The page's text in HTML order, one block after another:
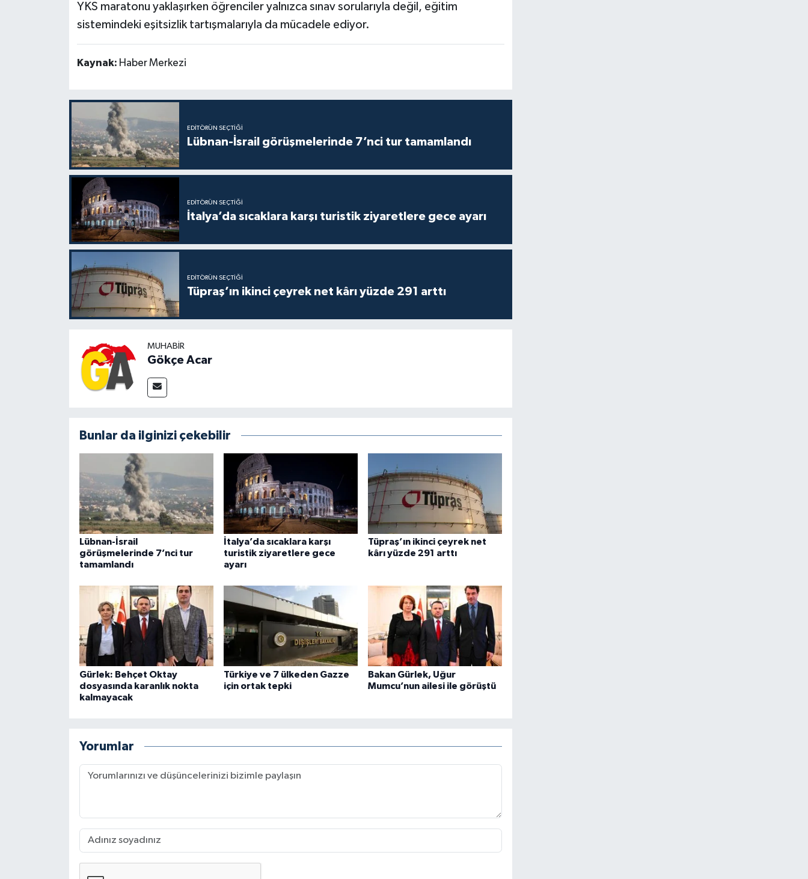
YKS maratonu yaklaşırken öğrenciler yalnızca sınav sorularıyla değil, eğitim
sistemindeki eşitsizlik tartışmalarıyla da mücadele ediyor.
Kaynak: Haber Merkezi
EDITÖRÜN SEÇTIĞI
Lübnan-İsrail görüşmelerinde 7’nci tur tamamlandı
EDITÖRÜN SEÇTIĞI
İtalya’da sıcaklara karşı turistik ziyaretlere gece ayarı
EDITÖRÜN SEÇTIĞI
Tüpraş’ın ikinci çeyrek net kârı yüzde 291 arttı
MUHABIR
Gökçe Acar
Bunlar da ilginizi çekebilir
Lübnan-İsrail
görüşmelerinde 7’nci tur
tamamlandı
İtalya’da sıcaklara karşı
turistik ziyaretlere gece
ayarı
Tüpraş’ın ikinci çeyrek net
kârı yüzde 291 arttı
Gürlek: Behçet Oktay
dosyasında karanlık nokta
kalmayacak
Türkiye ve 7 ülkeden Gazze
için ortak tepki
Bakan Gürlek, Uğur
Mumcu’nun ailesi ile görüştü
Yorumlar